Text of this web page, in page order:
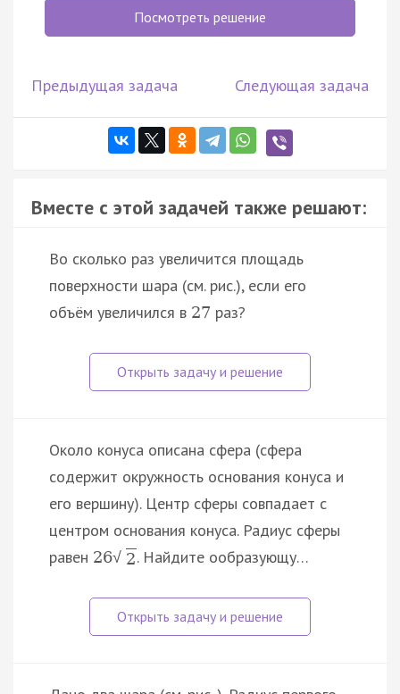
Посмотреть решение
Предыдущая задача Следующая задача
Вместе с этой задачей также решают:
Во сколько раз увеличится площадь
поверхности шара (см. рис.), если его
объём увеличился в 27 раз?
Около конуса описана сфера (сфера
содержит окружность основания конуса и
его вершину). Центр сферы совпадает с
центром основания конуса. Радиус сферы
равен 26√ 2. Найдите oобразующу…